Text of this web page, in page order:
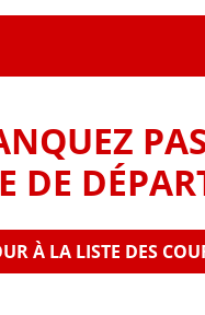
DE
À LA LISTE DES